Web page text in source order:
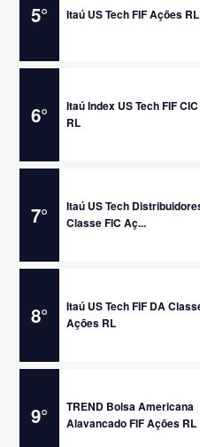
5° Itaú US Tech FIF Ações RL
6°
Itaú Index US Tech FIF
RL
7°
Itaú US Tech
Classe FIC Aç...
8°
Itaú US Tech FIF DA
Ações RL
9°
TREND Bolsa Americana
Alavancado FIF Ações RL